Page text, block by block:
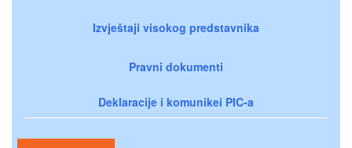
Izvještaji visokog predstavnika
Pravni dokumenti
Deklaracije i komunikei PIC-a